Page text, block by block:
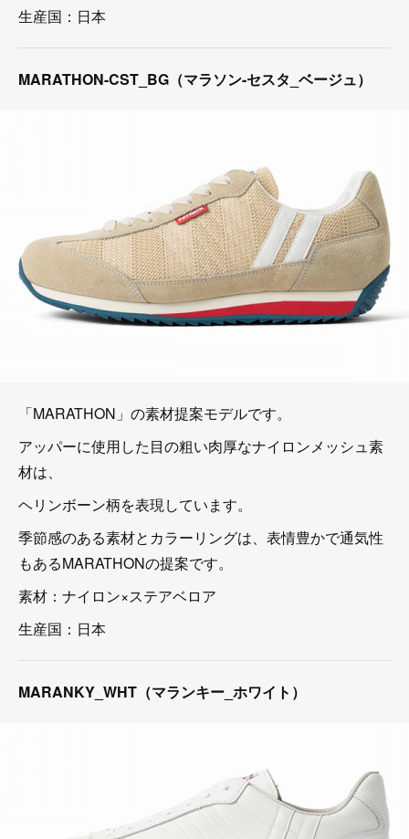
生産国：日本
MARATHON-CST_BG（マラソン-セスタ_ベージュ）
「MARATHON」の素材提案モデルです。
アッパーに使用した目の粗い肉厚なナイロンメッシュ素
材は、
ヘリンボーン柄を表現しています。
季節感のある素材とカラーリングは、表情豊かで通気性
もあるMARATHONの提案です。
素材：ナイロン×ステアベロア
生産国：日本
MARANKY_WHT（マランキー_ホワイト）